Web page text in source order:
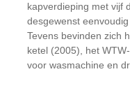
kapverdieping met vijf
desgewenst
Tevens bevinden zich
ketel (2005), het
voor wasmachine en